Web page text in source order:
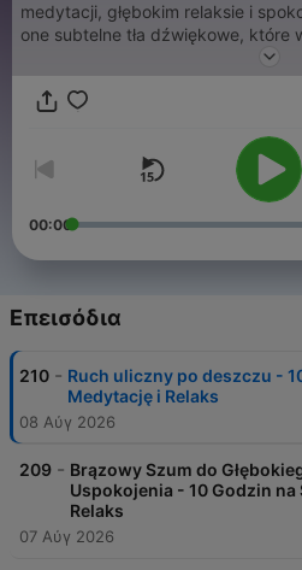
medytacji, głębokim relaksie i
one subtelne tła dźwiękowe, które
kojącymi melodiami, sprzyjającymi
dniu, czy szukasz idealnych
00:00
Επεισόδια
210 - Ruch uliczny po deszczu -
Medytację i Relaks
08 Αύγ 2026
209 - Brązowy Szum do
Uspokojenia - 10 Godzin na
Relaks
07 Αύγ 2026